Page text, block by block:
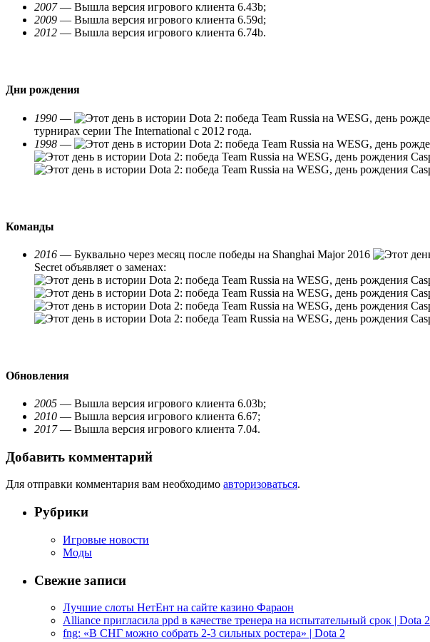
2007— Вышла версия игрового клиента 6.43b;
2009 — Вышла версия игрового клиента 6.59d;
2012 — Вышла версия игрового клиента 6.74b.
Дни рождения
1990 —
турнирах серии The International с 2012 года.
1998 —
Команды
2016 — Буквально через месяц после победы на Shanghai Major 2016
Secret объявляет о заменах:
Обновления
2005 — Вышла версия игрового клиента 6.03b;
2010 — Вышла версия игрового клиента 6.67;
2017— Вышла версия игрового клиента 7.04.
Добавить комментарий
Для отправки комментария вам необходимо авторизоваться.
Рубрики
Игровые новости
Моды
Свежие записи
Лучшие слоты НетЕнт на сайте казино Фараон
Alliance пригласила ppd в качестве тренера на испытательный срок | Dota 2
fng: «В СНГ можно собрать 2-3 сильных ростера» | Dota 2